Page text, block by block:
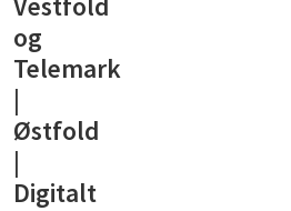
og
Telemark
|
Østfold
|
Digitalt